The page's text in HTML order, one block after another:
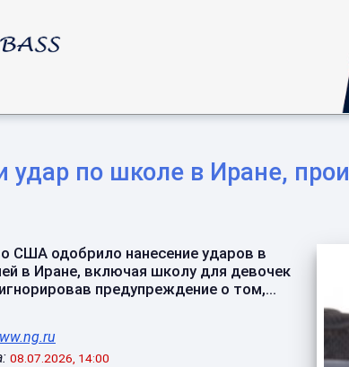
по школе в Иране,
США одобрило нанесение ударов в
в Иране, включая школу для девочек
предупреждение о том,...
08.07.2026, 14:00